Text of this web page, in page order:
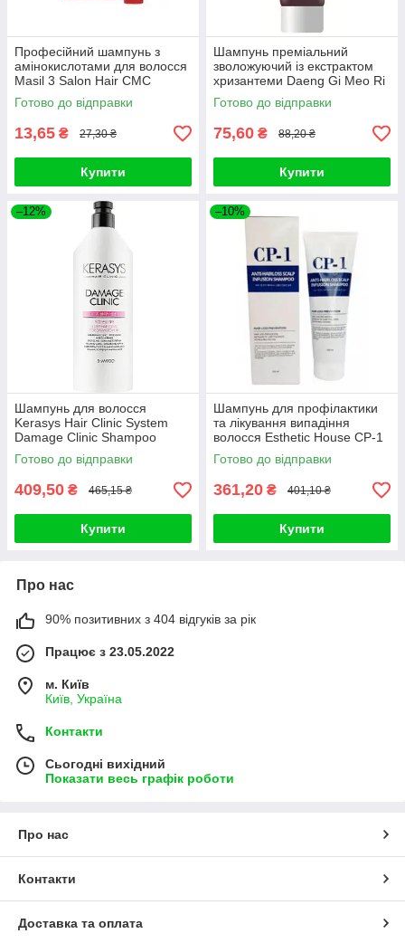
Професійний шампунь з
амінокислотами для волосся
Masil 3 Salon Hair CMC
Shampoo (1 шт)
Готово до відправки
13,65 ₴ 27,30 ₴
Купити
Шампунь преміальний
зволожуючий із екстрактом
хризантеми Daeng Gi Meo Ri
Ki Gold Shampoo 50ml
Готово до відправки
75,60 ₴ 88,20 ₴
Купити
–12%
Шампунь для волосся
Kerasys Hair Clinic System
Damage Clinic Shampoo
600ml
Готово до відправки
409,50 ₴ 465,15 ₴
Купити
–10%
Шампунь для профілактики
та лікування випадіння
волосся Esthetic House CP-1
Anti-Hair Loss Scalp
Готово до відправки
361,20 ₴ 401,10 ₴
Купити
Про нас
90% позитивних з 404 відгуків за рік
Працює з 23.05.2022
м. Київ
Київ, Україна
Контакти
Сьогодні вихідний
Показати весь графік роботи
Про нас
Контакти
Доставка та оплата